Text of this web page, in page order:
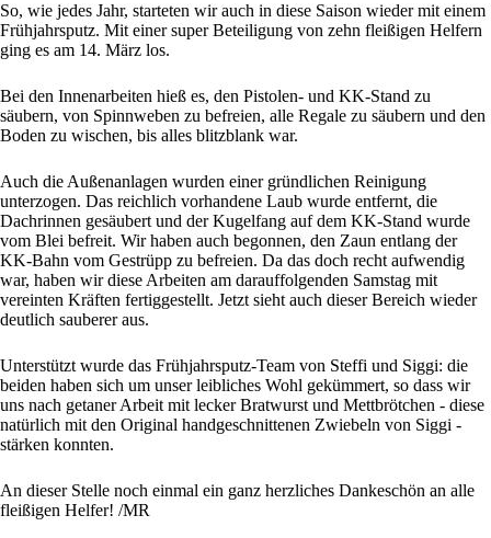
So, wie jedes Jahr, starteten wir auch in diese Saison wieder mit einem
Frühjahrsputz. Mit einer super Beteiligung von zehn fleißigen Helfern
ging es am 14. März los.
Bei den Innenarbeiten hieß es, den Pistolen- und KK-Stand zu
säubern, von Spinnweben zu befreien, alle Regale zu säubern und den
Boden zu wischen, bis alles blitzblank war.
Auch die Außenanlagen wurden einer gründlichen Reinigung
unterzogen. Das reichlich vorhandene Laub wurde entfernt, die
Dachrinnen gesäubert und der Kugelfang auf dem KK-Stand wurde
vom Blei befreit. Wir haben auch begonnen, den Zaun entlang der
KK-Bahn vom Gestrüpp zu befreien. Da das doch recht aufwendig
war, haben wir diese Arbeiten am darauffolgenden Samstag mit
vereinten Kräften fertiggestellt. Jetzt sieht auch dieser Bereich wieder
deutlich sauberer aus.
Unterstützt wurde das Frühjahrsputz-Team von Steffi und Siggi: die
beiden haben sich um unser leibliches Wohl gekümmert, so dass wir
uns nach getaner Arbeit mit lecker Bratwurst und Mettbrötchen - diese
natürlich mit den Original handgeschnittenen Zwiebeln von Siggi -
stärken konnten.
An dieser Stelle noch einmal ein ganz herzliches Dankeschön an alle
fleißigen Helfer! /MR